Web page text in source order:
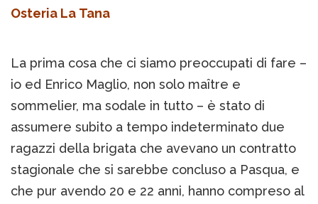
Osteria La Tana
La prima cosa che ci siamo preoccupati di fare –
io ed Enrico Maglio, non solo maître e
sommelier, ma sodale in tutto – è stato di
assumere subito a tempo indeterminato due
ragazzi della brigata che avevano un contratto
stagionale che si sarebbe concluso a Pasqua, e
che pur avendo 20 e 22 anni, hanno compreso al